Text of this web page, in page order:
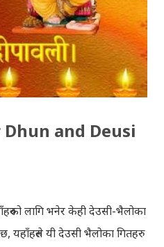
and Deusi
लागि भनेर केही देउसी-भैलोका
यहाँहरुले यी देउसी भैलोका गितहरु